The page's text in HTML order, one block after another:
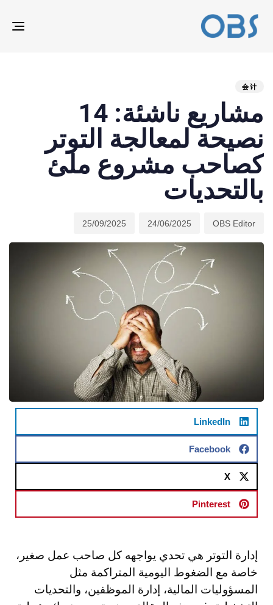
会计
مشاريع ناشئة: 14
نصيحة لمعالجة التوتر
كصاحب مشروع ملئ
بالتحديات
OBS Editor
24/06/2025
25/09/2025
LinkedIn
Facebook
X
Pinterest
إدارة التوتر هي تحدي يواجهه كل صاحب عمل صغير،
خاصة مع الضغوط اليومية المتراكمة مثل
المسؤوليات المالية، إدارة الموظفين، والتحديات